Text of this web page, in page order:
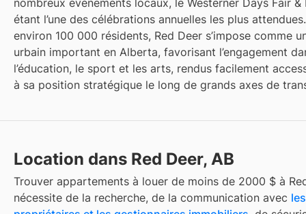
nombreux événements locaux, le Westerner Days Fair
étant l’une des célébrations annuelles les plus
environ 100 000 résidents, Red Deer s’impose comme
urbain important en Alberta, favorisant l’engagement
l’éducation, le sport et les arts, rendus facilement
à sa position stratégique le long de grands axes de
Location dans Red Deer, AB
Trouver appartements à louer de moins de 2000 $ à
nécessite de la recherche, de la communication avec les